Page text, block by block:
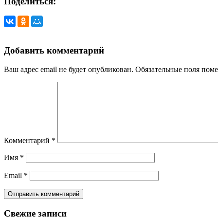
Добавить комментарий
Ваш адрес email не будет опубликован. Обязательные поля
Комментарий *
Имя *
Email *
Свежие записи